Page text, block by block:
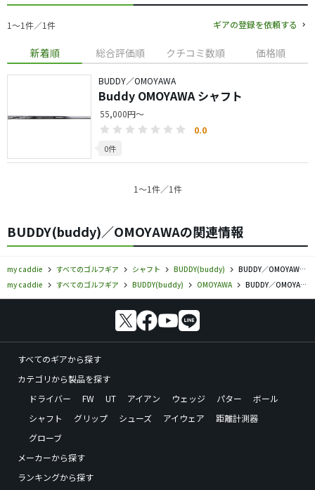
1〜1件／1件 ギアの登録を依頼する
新着順 総合評価順 クチコミ数順 価格順
BUDDY／OMOYAWA
Buddy OMOYAWA シャフト
55,000円～
0.0
0件
1〜1件／1件
BUDDY(buddy)／OMOYAWAの関連情報
my caddie すべてのゴルフギア シャフト BUDDY(buddy)
BUDDY／OMOYAWA／シャフトの口コミ評価
my caddie
すべてのゴルフギア BUDDY(buddy) OMOYAWA BUDDY／OMOYAWA／シャフトの口コミ評価
すべてのギアから探す
カテゴリから製品を探す
ドライバー
FW UT アイアン ウェッジ パター
ボール
シャフト
グリップ シューズ アイウェア
距離計測器
グローブ
メーカーから探す
ランキングから探す